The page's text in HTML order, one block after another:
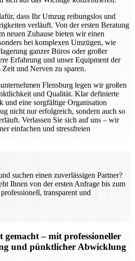
dass Ihr Umzug reibungslos und
verläuft. Von der ersten Beratung
neuen Zuhause bieten wir einen
bei komplexen Umzügen, wie
ganzer Büros oder großer
Erfahrung und unser Equipment der
und Nerven zu sparen.
Flensburg legen wir großen
und Qualität. Klar definierte
und eine sorgfältige Organisation
nicht nur erfolgreich, sondern auch so
Verlassen Sie sich auf uns – wir
einfachen und stressfreien
suchen einen zuverlässigen Partner?
Ihnen von der ersten Anfrage bis zum
transparent und
gemacht – mit professioneller
und pünktlicher Abwicklung